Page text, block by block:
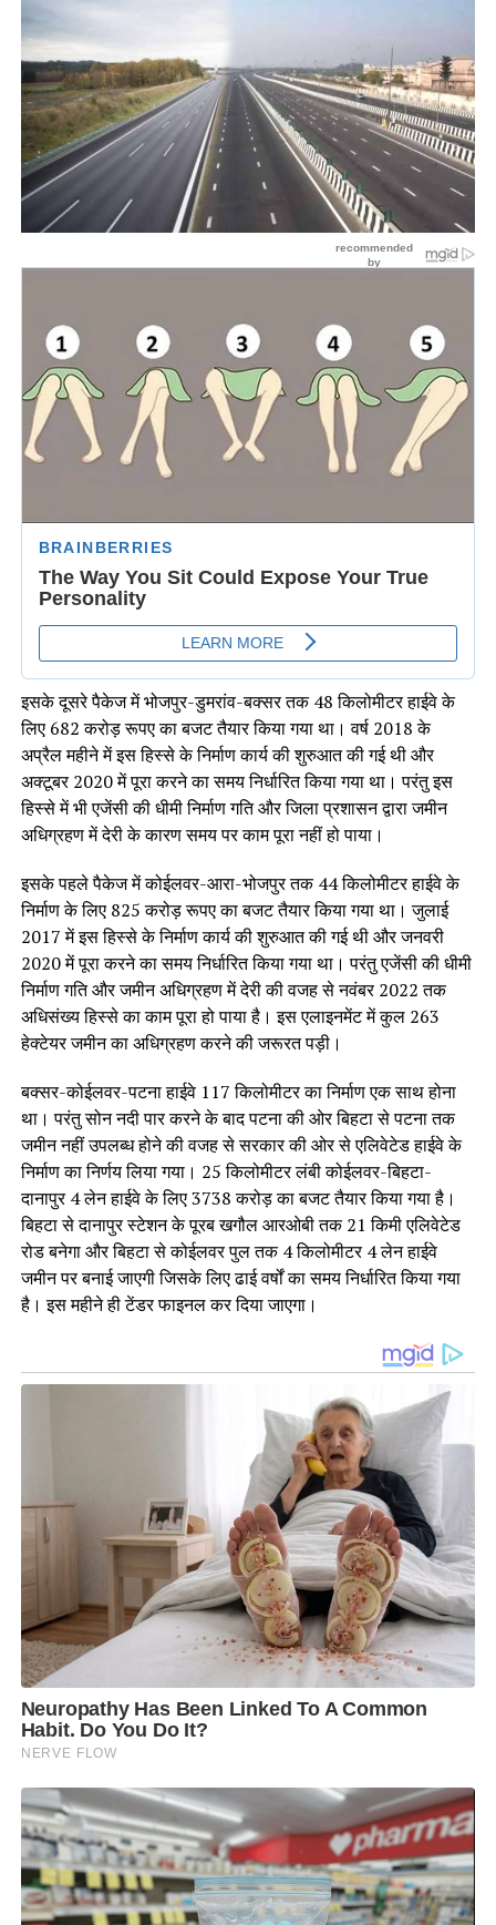
इसके दूसरे पैकेज में भोजपुर-डुमरांव-बक्सर तक 48 किलोमीटर हाईवे के
लिए 682 करोड़ रूपए का बजट तैयार किया गया था। वर्ष 2018 के
अप्रैल महीने में इस हिस्से के निर्माण कार्य की शुरुआत की गई थी और
अक्टूबर 2020 में पूरा करने का समय निर्धारित किया गया था। परंतु इस
हिस्से में भी एजेंसी की धीमी निर्माण गति और जिला प्रशासन द्वारा जमीन
अधिग्रहण में देरी के कारण समय पर काम पूरा नहीं हो पाया।
इसके पहले पैकेज में कोईलवर-आरा-भोजपुर तक 44 किलोमीटर हाईवे के
निर्माण के लिए 825 करोड़ रूपए का बजट तैयार किया गया था। जुलाई
2017 में इस हिस्से के निर्माण कार्य की शुरुआत की गई थी और जनवरी
2020 में पूरा करने का समय निर्धारित किया गया था। परंतु एजेंसी की धीमी
निर्माण गति और जमीन अधिग्रहण में देरी की वजह से नवंबर 2022 तक
अधिसंख्य हिस्से का काम पूरा हो पाया है। इस एलाइनमेंट में कुल 263
हेक्टेयर जमीन का अधिग्रहण करने की जरूरत पड़ी।
बक्सर-कोईलवर-पटना हाईवे 117 किलोमीटर का निर्माण एक साथ होना
था। परंतु सोन नदी पार करने के बाद पटना की ओर बिहटा से पटना तक
जमीन नहीं उपलब्ध होने की वजह से सरकार की ओर से एलिवेटेड हाईवे के
निर्माण का निर्णय लिया गया। 25 किलोमीटर लंबी कोईलवर-बिहटा-
दानापुर 4 लेन हाईवे के लिए 3738 करोड़ का बजट तैयार किया गया है।
बिहटा से दानापुर स्टेशन के पूरब खगौल आरओबी तक 21 किमी एलिवेटेड
रोड बनेगा और बिहटा से कोईलवर पुल तक 4 किलोमीटर 4 लेन हाईवे
जमीन पर बनाई जाएगी जिसके लिए ढाई वर्षों का समय निर्धारित किया गया
है। इस महीने ही टेंडर फाइनल कर दिया जाएगा।